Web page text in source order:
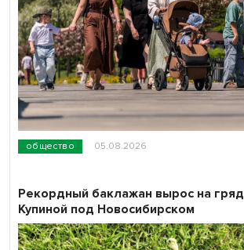
общество 05.08.2026
Рекордный баклажан вырос на
Купиной под Новосибирском